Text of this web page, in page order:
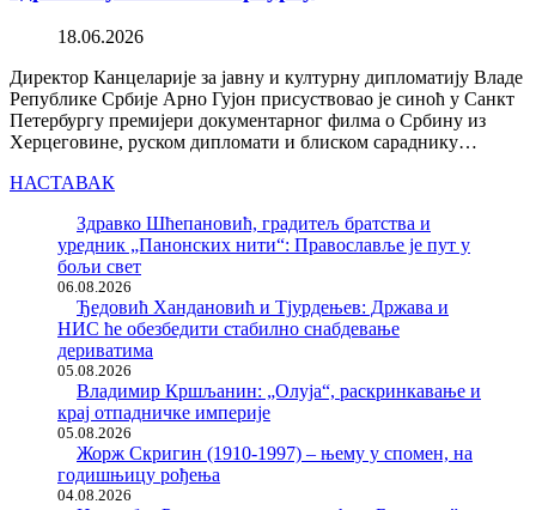
18.06.2026
Директор Канцеларије за јавну и културну дипломатију Владе
Републике Србије Арно Гујон присуствовао је синоћ у Санкт
Петербургу премијери документарног филма о Србину из
Херцеговине, руском дипломати и блиском сараднику…
НАСТАВАК
Здравко Шћепановић, градитељ братства и
уредник „Панонских нити“: Православље је пут у
бољи свет
06.08.2026
Ђедовић Хандановић и Тјурдењев: Држава и
НИС ће обезбедити стабилно снабдевање
дериватима
05.08.2026
Владимир Кршљанин: „Олуја“, раскринкавање и
крај отпадничке империје
05.08.2026
Жорж Скригин (1910-1997) – њему у спомен, на
годишњицу рођења
04.08.2026